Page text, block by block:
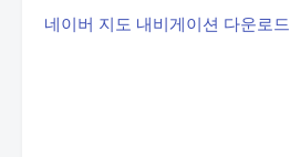
네이버 지도 내비게이션 다운로드